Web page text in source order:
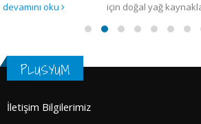
için doğal yağ kaynaklarına...
PLUSYUM
İletişim Bilgilerimiz